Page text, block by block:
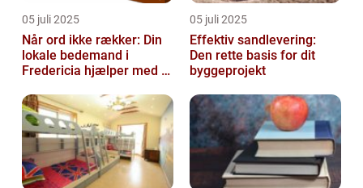
05 juli 2025
Når ord ikke rækker: Din
lokale bedemand i
Fredericia hjælper med at
05 juli 2025
Effektiv sandlevering:
Den rette basis for dit
byggeprojekt